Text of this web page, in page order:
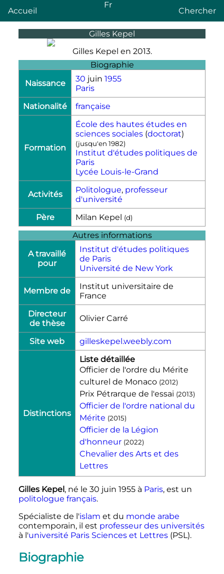
Accueil
Fr
Chercher
Gilles Kepel
Gilles Kepel en 2013.
Biographie
Naissance
30 juin 1955
Paris
Nationalité
française
Formation
École des hautes études en
sciences sociales (doctorat)
(jusqu'en 1982)
Institut d'études politiques de
Paris
Lycée Louis-le-Grand
Activités Politologue, professeur
d'université
Père
Milan Kepel (d)
Autres informations
A travaillé
pour
Institut d'études politiques
de Paris
Université de New York
Membre de
Institut universitaire de
France
Directeur
de thèse
Olivier Carré
Site web gilleskepel.weebly.com
Distinctions
Liste détaillée
Officier de l'ordre du Mérite
culturel de Monaco (2012)
Prix Pétrarque de l'essai (2013)
Officier de l'ordre national du
Mérite (2015)
Officier de la Légion
d'honneur‎ (2022)
Chevalier des Arts et des
Lettres
Gilles Kepel, né le 30 juin 1955à Paris, est un
politologue français.
Spécialiste de l'islam et du monde arabe
contemporain, il est professeur des universités
à l'université Paris Sciences et Lettres(PSL).
Biographie